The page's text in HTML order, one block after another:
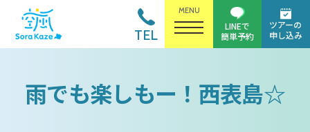
MENU
TEL
ツアーの
申し込み
LINEで
簡単予約
雨でも楽しもー！西表島☆